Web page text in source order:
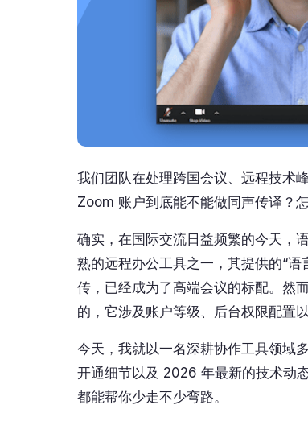
我们团队在处理跨国会议、远程技术
Zoom 账户到底能不能做同声传译？
确实，在国际交流日益频繁的今天，
熟的远程办公工具之一，其提供的“
传，已经成为了高端会议的标配。然
的，它涉及账户等级、后台权限配置
今天，我就以一名深耕协作工具领域
开通细节以及 2026 年最新的技术动
都能帮你少走不少弯路。